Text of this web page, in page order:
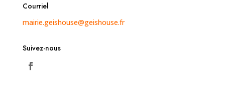
Courriel
mairie.geishouse@geishouse.fr
Suivez-nous